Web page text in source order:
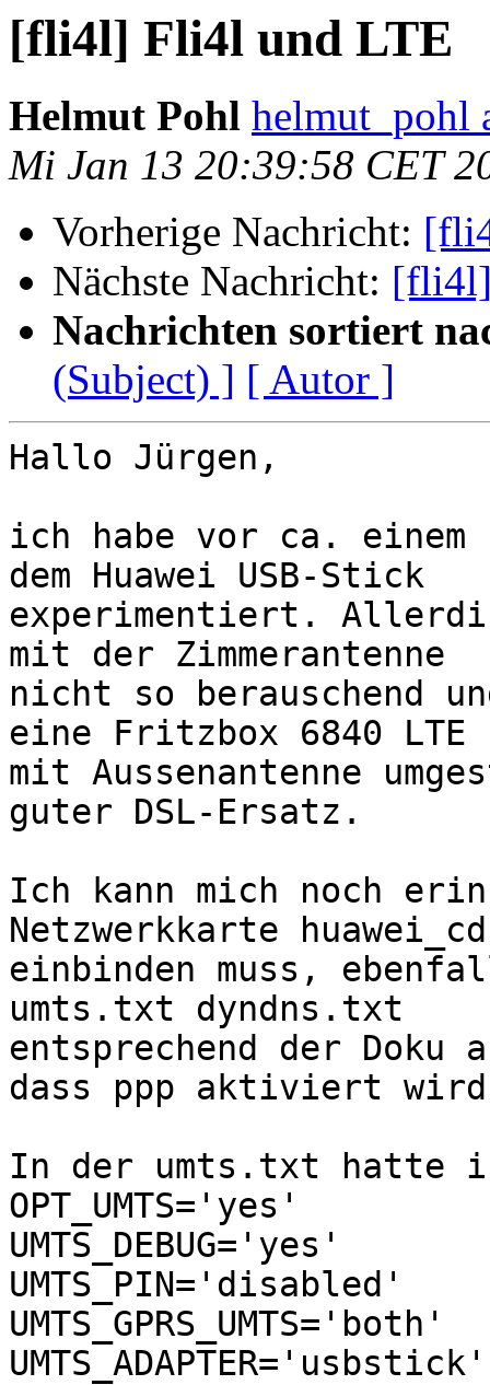
[fli4l] Fli4l und LTE
Helmut Pohl helmut_pohl
Mi Jan 13 20:39:58 CET
Vorherige Nachricht:
Nächste Nachricht:
Nachrichten sortiert
(Subject) ] [ Autor ]
Hallo Jürgen,
ich habe vor ca.
dem Huawei USB-Stick
experimentiert.
mit der Zimmerantenne
nicht so berauschend
eine Fritzbox 6840 LTE
mit Aussenantenne
guter DSL-Ersatz.
Ich kann mich noch
Netzwerkkarte
einbinden muss,
umts.txt dyndns.txt
entsprechend der Doku
dass ppp aktiviert
In der umts.txt hatte
OPT_UMTS='yes'
UMTS_DEBUG='yes'
UMTS_PIN='disabled'
UMTS_GPRS_UMTS='both'
UMTS_ADAPTER='usbstick'